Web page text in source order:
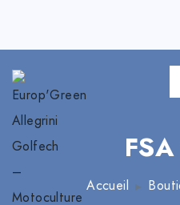
Accueil